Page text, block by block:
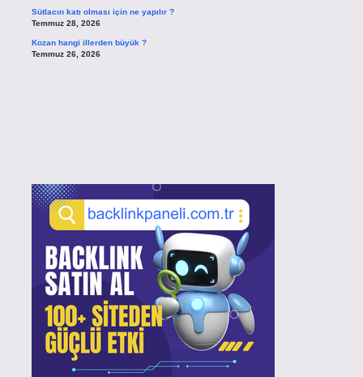
Sütlacın katı olması için ne yapılır ?
Temmuz 28, 2026
Kozan hangi illerden büyük ?
Temmuz 26, 2026